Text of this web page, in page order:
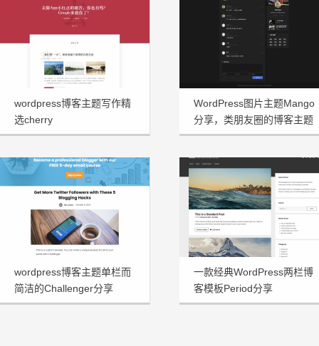
wordpress博客主题写作精
选cherry
WordPress图片主题Mango
分享，类朋友圈的博客主题
wordpress博客主题单栏而
简洁的Challenger分享
一款经典WordPress两栏博
客模板Period分享